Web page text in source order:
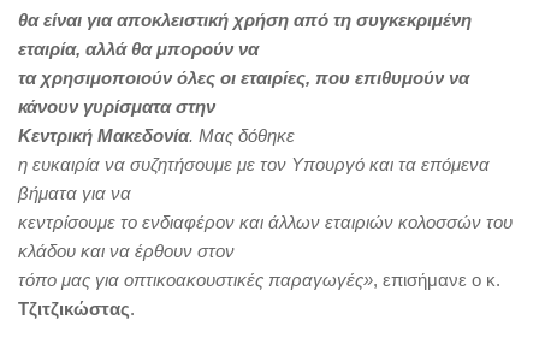
θα είναι για αποκλειστική χρήση από τη συγκεκριμένη
εταιρία, αλλά θα μπορούν να
τα χρησιμοποιούν όλες οι εταιρίες, που επιθυμούν να
κάνουν γυρίσματα στην
Κεντρική Μακεδονία. Μας δόθηκε
η ευκαιρία να συζητήσουμε με τον Υπουργό και τα επόμενα
βήματα για να
κεντρίσουμε το ενδιαφέρον και άλλων εταιριών κολοσσών του
κλάδου και να έρθουν στον
τόπο μας για οπτικοακουστικές παραγωγές», επισήμανε ο κ.
Τζιτζικώστας.